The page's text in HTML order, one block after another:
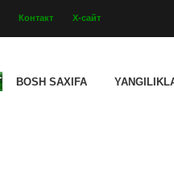
Контакт Х-сайт
BOSH SAXIFA